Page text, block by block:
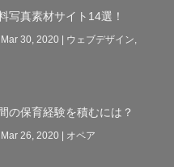
写真素材サイト14選！
30, 2020| ウェブデザイン,
の保育経験を積むには？
26, 2020| オペア